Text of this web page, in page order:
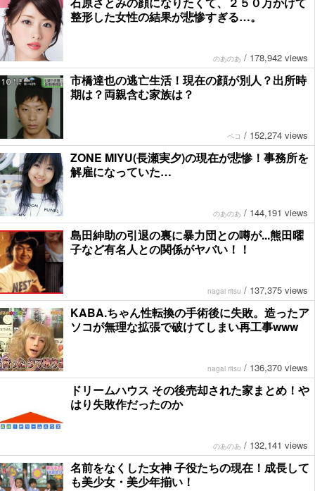
整形した女性の結果が悲惨すぎる…。
のあのあ / 178,942 views
市橋達也の逃亡生活！現在の顔が別人？出所時
期は？両親含む家族は？
ペコ / 152,274 views
ZONE MIYU(長瀬実夕)の現在が悲惨！事務所を
解雇になっていた…
のあのあ / 144,191 views
島田紳助の引退の裏に暴力団との噂が...熊田曜
子など有名人との関係がヤバい！！
nagai ritsu / 137,375 views
KABA.ちゃん性転換の手術後に失敗。造ったア
ソコが無理な拡張で破けてしまい再工事www
nagai ritsu / 136,370 views
ドリームハウス その後売却された家まとめ！や
はり失敗作だったのか
のあのあ / 132,141 views
名前をなくした女神 子役たちの現在！成長して
も美少女・美少年揃い！